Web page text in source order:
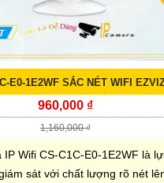
E0-1E2WF SẮC NÉT WIFI
960,000 ₫
1,160,000 ₫
IP Wifi CS-C1C-E0-1E2WF là
sát với chất lượng rõ nét